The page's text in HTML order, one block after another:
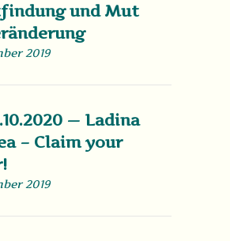
und Mut
2019
— Ladina
– Claim your
2019